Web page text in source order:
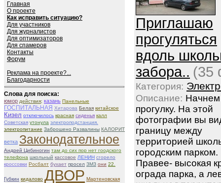
Главная
О проекте
Как исправить ситуацию?
Для участников
Для журналистов
Для оптимизаторов
Для спамеров
Контакты
Форум
Реклама на проекте?...
Благодарности
Слова для поиска:
юмор действия; казань Панельные
ГОСПИТАЛЬНАЯ Хитарова Белая китайское
Кизел отключилось красная сиденья калл
Советская утонула электроподстанция.
электропитание Заброшено Развалины КАЛОРИТ
ветка Законодательное
Андрей Цибиногин там до сих пор нет гоодского
телефона школьный кассовое ЛЕНИН сгорело
кроссовки Росбалт бухает просел ЗМЗ они 22.
Губкин кидалово ДВОР Мартеновская
Приглашаю
прогуляться
вдоль
забора.. (35
Категория:
Описание: Начнем
прогулку. На этой
фотографии вы
границу между
территорией
городским парком.
Правее- высокая
ограда парка, а